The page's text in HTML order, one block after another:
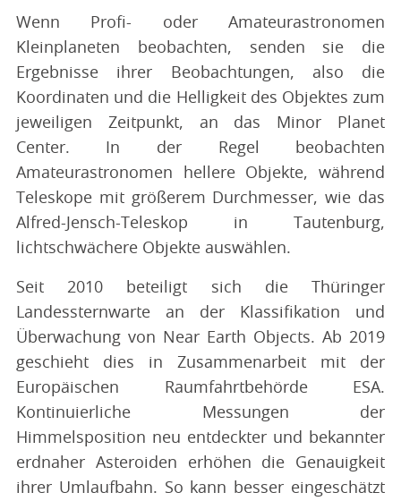
Wenn Profi- oder Amateurastronomen
Kleinplaneten beobachten, senden sie die
Ergebnisse ihrer Beobachtungen, also die
Koordinaten und die Helligkeit des Objektes zum
jeweiligen Zeitpunkt, an das Minor Planet
Center. In der Regel beobachten
Amateurastronomen hellere Objekte, während
Teleskope mit größerem Durchmesser, wie das
Alfred-Jensch-Teleskop in Tautenburg,
lichtschwächere Objekte auswählen.
Seit 2010 beteiligt sich die Thüringer
Landessternwarte an der Klassifikation und
Überwachung von Near Earth Objects. Ab 2019
geschieht dies in Zusammenarbeit mit der
Europäischen Raumfahrtbehörde ESA.
Kontinuierliche Messungen der
Himmelsposition neu entdeckter und bekannter
erdnaher Asteroiden erhöhen die Genauigkeit
ihrer Umlaufbahn. So kann besser eingeschätzt